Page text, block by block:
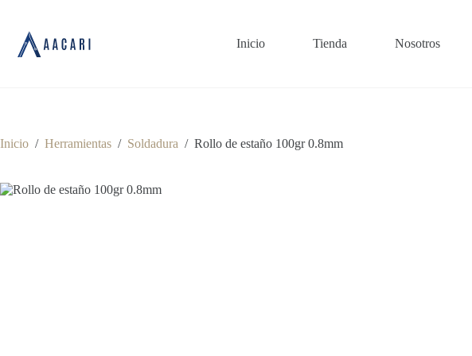
contenido
Inicio Tienda Nosotros
Inicio / Herramientas / Soldadura / Rollo de estaño 100gr 0.8mm